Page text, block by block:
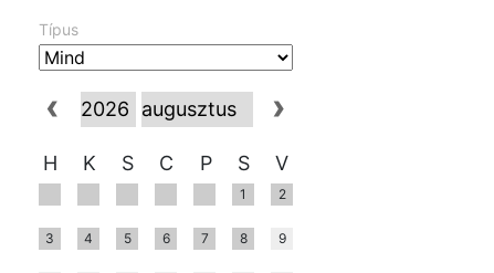
Típus
H K S C P S V
1 2
3 4 5 6 7 8 9